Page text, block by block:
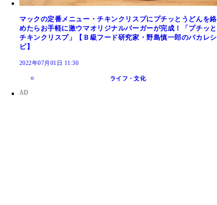
マックの定番メニュー・チキンクリスプにプチッとうどんを絡
めたらお手軽に激ウマオリジナルバーガーが完成！「プチッと
チキンクリスプ」【Ｂ級フード研究家・野島慎一郎のバカレシ
ピ】
2022年07月01日 11:30
ライフ・文化